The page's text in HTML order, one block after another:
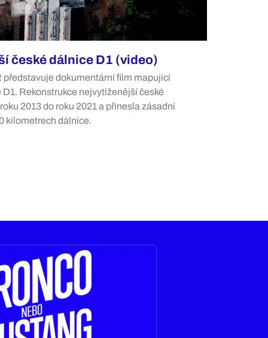
české dálnice D1 (video)
dokumentární film mapující
Rekonstrukce nejvytíženější české
2013 do roku 2021 a přinesla zásadní
kilometrech dálnice.